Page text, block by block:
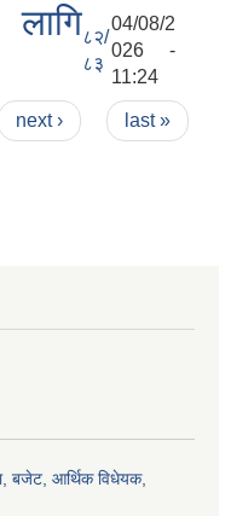
८२/
८३
04/08/2
026 -
11:24
next › last »
बजेट, आर्थिक विधेयक,